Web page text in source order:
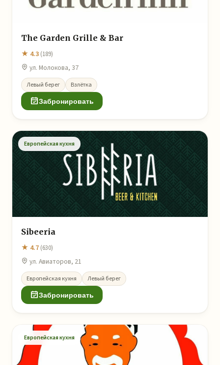
The Garden Grille & Bar
★ 4.3 (189)
ул. Молокова, 37
Левый берег Взлётка
Забронировать
Европейская кухня
Sibeeria
★ 4.7 (630)
ул. Авиаторов, 21
Европейская кухня Левый берег
Забронировать
Европейская кухня